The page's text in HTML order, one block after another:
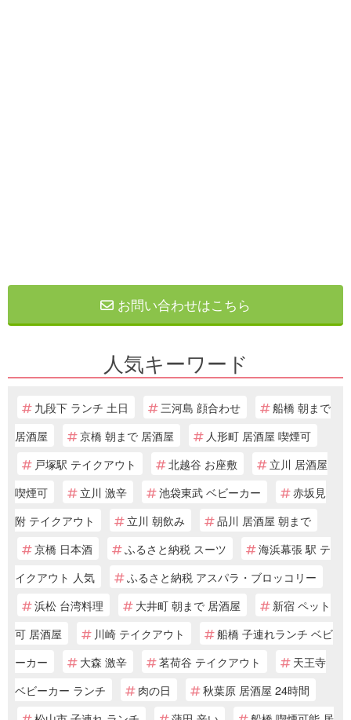
お問い合わせはこちら
人気キーワード
九段下 ランチ 土日 三河島 顔合わせ
船橋 朝まで
居酒屋
京橋 朝まで 居酒屋
人形町 居酒屋 喫煙可
戸塚駅 テイクアウト
北越谷 お座敷
立川 居酒屋
喫煙可
立川 激辛 池袋東武 ベビーカー
赤坂見
附 テイクアウト
立川 朝飲み
品川 居酒屋 朝まで
京橋 日本酒
ふるさと納税 スーツ
海浜幕張 駅 テ
イクアウト 人気
ふるさと納税 アスパラ・ブロッコリー
浜松 台湾料理
大井町 朝まで 居酒屋
新宿 ペット
可 居酒屋
川崎 テイクアウト
船橋 子連れランチ ベビ
ーカー
大森 激辛 茗荷谷 テイクアウト
天王寺
ベビーカー ランチ
肉の日
秋葉原 居酒屋 24時間